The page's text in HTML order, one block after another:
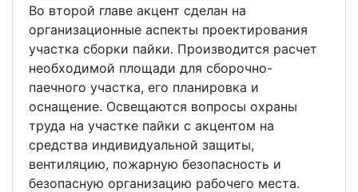
Во второй главе акцент сделан на
организационные аспекты проектирования
участка сборки пайки. Производится расчет
необходимой площади для сборочно-
паечного участка, его планировка и
оснащение. Освещаются вопросы охраны
труда на участке пайки с акцентом на
средства индивидуальной защиты,
вентиляцию, пожарную безопасность и
безопасную организацию рабочего места.